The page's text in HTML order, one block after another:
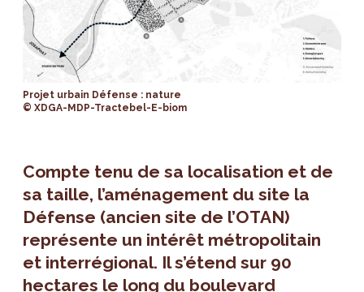
Projet urbain Défense : nature
© XDGA-MDP-Tractebel-E-biom
Compte tenu de sa localisation et de
sa taille, l’aménagement du site la
Défense (ancien site de l’OTAN)
représente un intérêt métropolitain
et interrégional. Il s’étend sur 90
hectares le long du boulevard